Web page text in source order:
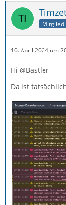
Mitglied
10. April 2024 um
Hi @Bastler
Da ist